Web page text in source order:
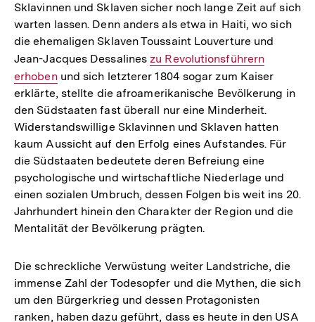
Sklavinnen und Sklaven sicher noch lange Zeit auf sich
warten lassen. Denn anders als etwa in Haiti, wo sich
die ehemaligen Sklaven Toussaint Louverture und
Jean-Jacques DessalinesInterner
Link:
zu Revolutionsführern
erhobenund sich letzterer 1804 sogar zum Kaiser
erklärte, stellte die afroamerikanische Bevölkerung in
den Südstaaten fast überall nur eine Minderheit.
Widerstandswillige Sklavinnen und Sklaven hatten
kaum Aussicht auf den Erfolg eines Aufstandes. Für
die Südstaaten bedeutete deren Befreiung eine
psychologische und wirtschaftliche Niederlage und
einen sozialen Umbruch, dessen Folgen bis weit ins 20.
Jahrhundert hinein den Charakter der Region und die
Mentalität der Bevölkerung prägten.
Die schreckliche Verwüstung weiter Landstriche, die
immense Zahl der Todesopfer und die Mythen, die sich
um den Bürgerkrieg und dessen Protagonisten
ranken, haben dazu geführt, dass es heute in den USA